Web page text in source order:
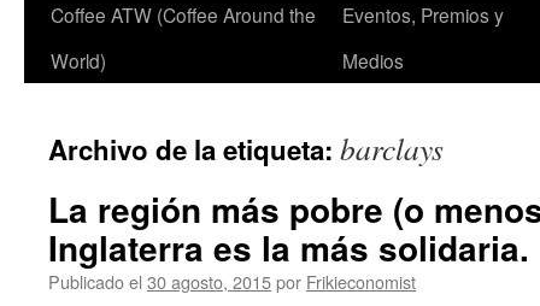
contenido
Coffee ATW (Coffee Around the
World)
Eventos, Premios y
Medios
Archivo de la etiqueta: barclays
La región más pobre (o
Inglaterra es la más solidaria.
Publicado el 30 agosto, 2015por Frikieconomist